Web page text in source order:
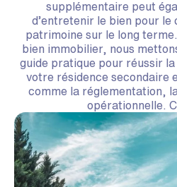
supplémentaire peut
d’entretenir le bien pour le
patrimoine sur le long
bien immobilier, nous
guide pratique pour réussir
votre résidence secondaire
comme la réglementation,
opérationnelle.